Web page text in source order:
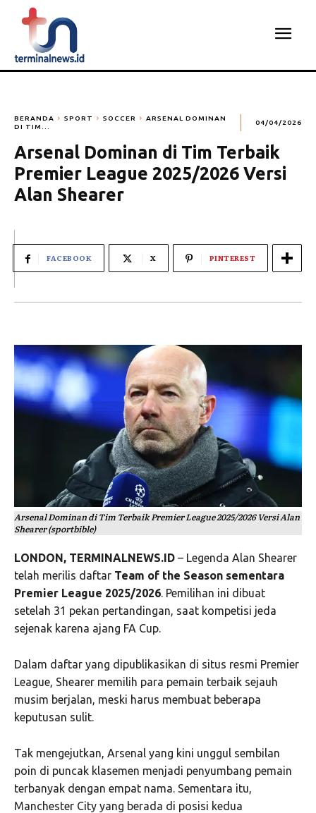
BERANDA SPORT SOCCER
ARSENAL DOMINAN
DI TIM...
04/04/2026
Arsenal Dominan di Tim Terbaik
Premier League 2025/2026 Versi
Alan Shearer
FACEBOOK X PINTEREST
Arsenal Dominan di Tim Terbaik Premier League 2025/2026 Versi Alan
Shearer (sportbible)
LONDON, TERMINALNEWS.ID – Legenda Alan Shearer
telah merilis daftar Team of the Season sementara
Premier League 2025/2026. Pemilihan ini dibuat
setelah 31 pekan pertandingan, saat kompetisi jeda
sejenak karena ajang FA Cup.
Dalam daftar yang dipublikasikan di situs resmi Premier
League, Shearer memilih para pemain terbaik sejauh
musim berjalan, meski harus membuat beberapa
keputusan sulit.
Tak mengejutkan, Arsenal yang kini unggul sembilan
poin di puncak klasemen menjadi penyumbang pemain
terbanyak dengan empat nama. Sementara itu,
Manchester City yang berada di posisi kedua